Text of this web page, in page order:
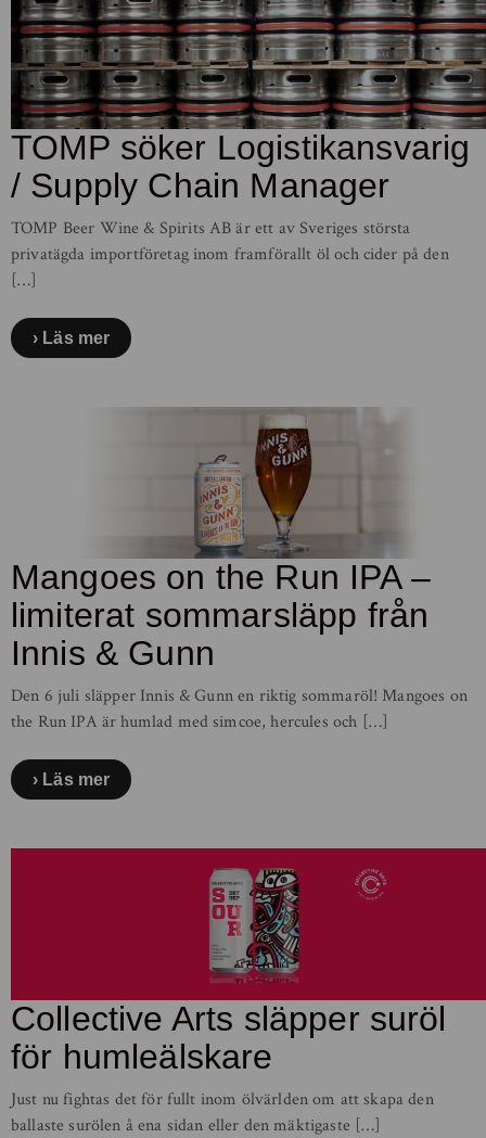
TOMP söker Logistikansvarig
/ Supply Chain Manager
TOMP Beer Wine & Spirits AB är ett av Sveriges största
privatägda importföretag inom framförallt öl och cider på den
[…]
Läs mer
Mangoes on the Run IPA –
limiterat sommarsläpp från
Innis & Gunn
Den 6 juli släpper Innis & Gunn en riktig sommaröl! Mangoes on
the Run IPA är humlad med simcoe, hercules och […]
Läs mer
Collective Arts släpper suröl
för humleälskare
Just nu fightas det för fullt inom ölvärlden om att skapa den
ballaste surölen å ena sidan eller den mäktigaste […]